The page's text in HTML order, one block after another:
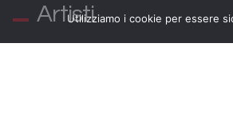
ArtistiUtilizziamo i cookie per essere